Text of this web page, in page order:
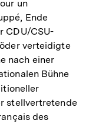
un
Ende
CDU/CSU-
verteidigte
nach einer
Bühne
stellvertretende
des